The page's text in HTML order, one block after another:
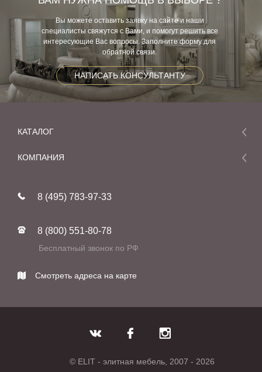
Вы можете оставить заявку на сайте и наши
специалисты свяжутся с Вами, и помогут решить все
интересующие Вас вопросы. Заполните форму для
обратной связи.
НАПИСАТЬ КОНСУЛЬТАНТУ
КАТАЛОГ
Мебель
Фабрики
КОМПАНИЯ
Реставрация
Контакты
8 (495) 783-97-33
8 (800) 551-80-78
Бесплатный звонок по РФ
Смотреть адреса на карте
© ELIT - элитная мебель, 2007 - 2026